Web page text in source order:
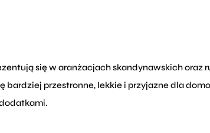
się w aranżacjach skandynawskich oraz
przestronne, lekkie i przyjazne dla
drewnem, kamieniem oraz jasnymi